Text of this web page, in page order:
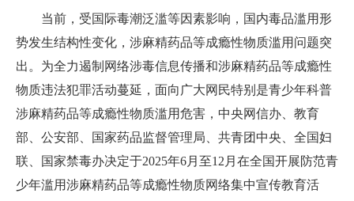
当前，受国际毒潮泛滥等因素影响，国内毒品滥用形
势发生结构性变化，涉麻精药品等成瘾性物质滥用问题突
出。为全力遏制网络涉毒信息传播和涉麻精药品等成瘾性
物质违法犯罪活动蔓延，面向广大网民特别是青少年科普
涉麻精药品等成瘾性物质滥用危害，中央网信办、教育
部、公安部、国家药品监督管理局、共青团中央、全国妇
联、国家禁毒办决定于2025年6月至12月在全国开展防范青
少年滥用涉麻精药品等成瘾性物质网络集中宣传教育活